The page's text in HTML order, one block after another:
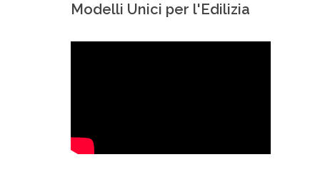
Modelli Unici per l'Edilizia